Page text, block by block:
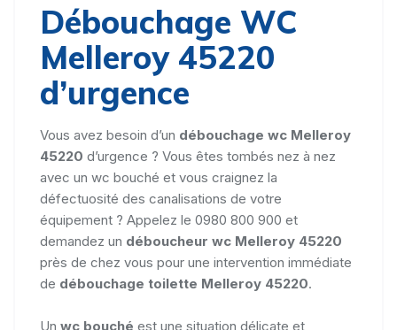
Débouchage WC
Melleroy 45220
d’urgence
Vous avez besoin d’un débouchage wc Melleroy
45220 d’urgence ? Vous êtes tombés nez à nez
avec un wc bouché et vous craignez la
défectuosité des canalisations de votre
équipement ? Appelez le 0980 800 900 et
demandez un déboucheur wc Melleroy 45220
près de chez vous pour une intervention immédiate
de débouchage toilette Melleroy 45220.
Un wc bouché est une situation délicate et